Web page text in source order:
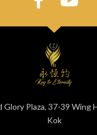
Glory Plaza, 37-39 Wing
Kok